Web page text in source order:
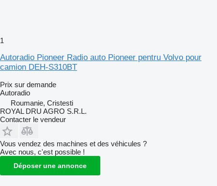
1
Autoradio Pioneer Radio auto Pioneer pentru Volvo pour
camion DEH-S310BT
Prix sur demande
Autoradio
Roumanie, Cristesti
ROYAL DRU AGRO S.R.L.
Contacter le vendeur
Vous vendez des machines et des véhicules ?
Avec nous, c'est possible !
Déposer une annonce